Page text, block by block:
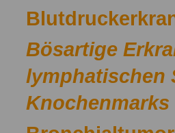
Bösartige
lymphatischen
Knochenmarks